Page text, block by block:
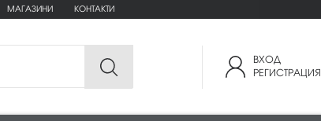
МАГАЗИНИ КОНТАКТИ
ВХОД
РЕГИСТРАЦИЯ